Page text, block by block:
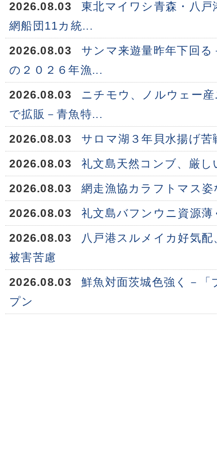
2026.08.03
東北マイワシ青森・八
網船団11カ統...
2026.08.03
サンマ来遊量昨年下回
の２０２６年漁...
2026.08.03
ニチモウ、ノルウェー
で拡販－青魚特...
2026.08.03
サロマ湖３年貝水揚げ苦
2026.08.03
礼文島天然コンブ、厳し
2026.08.03
網走漁協カラフトマス
2026.08.03
礼文島バフンウニ資源薄
2026.08.03
八戸港スルメイカ好気
被害苦慮
2026.08.03
鮮魚対面茨城色強く－
プン